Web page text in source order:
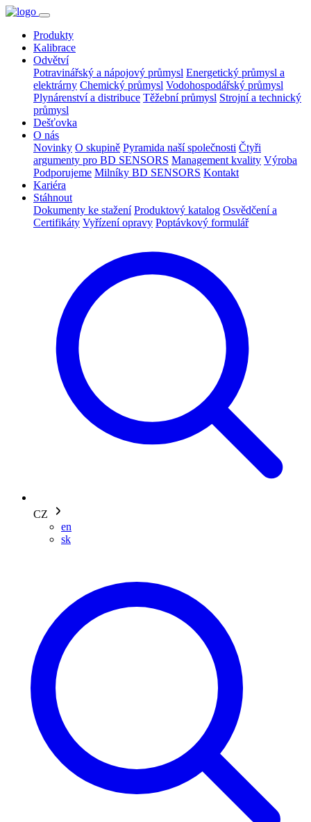
Produkty
Kalibrace
Odvětví
Potravinářský a nápojový průmysl Energetický průmysl a
elektrárny Chemický průmysl Vodohospodářský průmysl
Plynárenství a distribuce Těžební průmysl Strojní a technický
průmysl
Dešťovka
O nás
Novinky O skupině Pyramida naší společnosti Čtyři
argumenty pro BD SENSORS Management kvality Výroba
Podporujeme Milníky BD SENSORS Kontakt
Kariéra
Stáhnout
Dokumenty ke stažení Produktový katalog Osvědčení a
Certifikáty Vyřízení opravy Poptávkový formulář
CZ
en
sk